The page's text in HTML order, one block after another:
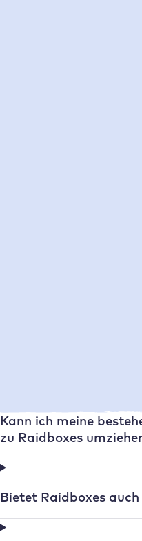
Kann ich meine
zu Raidboxes
Bietet Raidboxes